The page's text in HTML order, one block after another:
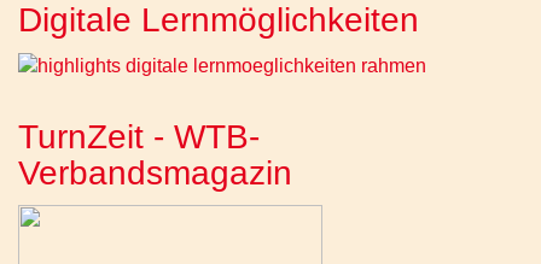
Digitale Lernmöglichkeiten
TurnZeit - WTB-
Verbandsmagazin